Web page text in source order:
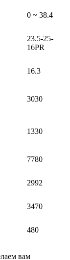
0 ~ 38.4
23.5-25-
16PR
16.3
3030
1330
7780
2992
3470
480
вам